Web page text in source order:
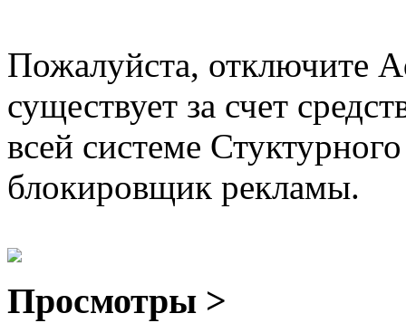
Пожалуйста, отключите
существует за счет
всей системе
блокировщик рекламы.
Просмотры >